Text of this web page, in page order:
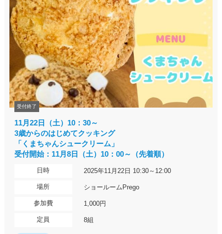
受付終了
11月22日（土）10：30～
3歳からのはじめてクッキング
「くまちゃんシュークリーム」
受付開始：11月8日（土）10：00～（先着順）
日時 2025年11月22日 10:30～12:00
場所 ショールームPrego
参加費 1,000円
定員 8組